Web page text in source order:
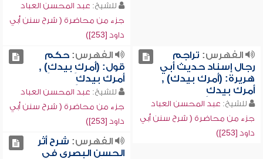
للشيخ: عبد المحسن العباد
جزء من محاضرة ( شرح سنن أبي
داود [253])
الفهرس: تراجم
رجال إسناد حديث أبي
هريرة: (أمرك بيدك) ,
أمرك بيدكِ
للشيخ: عبد المحسن العباد
جزء من محاضرة ( شرح سنن أبي
داود [253])
الفهرس:حكم
قول: (أمركِ بيدكِ) ,
أمرك بيدكِ
للشيخ: عبد المحسن العباد
جزء من محاضرة ( شرح سنن أبي
داود [253])
الفهرس: شرح أثر
الحسن البصري في